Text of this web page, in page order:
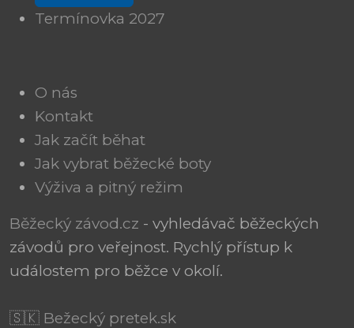
Termínovka 2027
O nás
Kontakt
Jak začít běhat
Jak vybrat běžecké boty
Výživa a pitný režim
Běžecký závod.cz - vyhledávač běžeckých
závodů pro veřejnost. Rychlý přístup k
událostem pro běžce v okolí.
🇸🇰 Bežecký pretek.sk